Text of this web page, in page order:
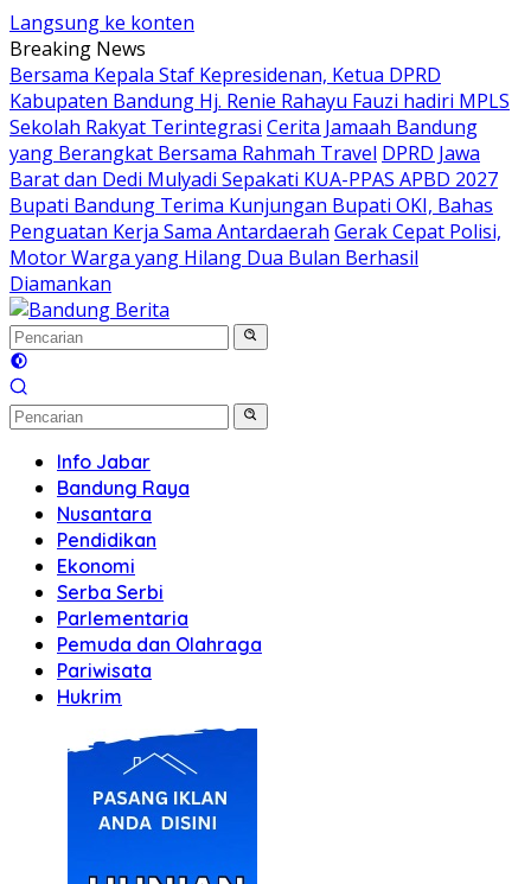
Langsung ke konten
Breaking News
Bersama Kepala Staf Kepresidenan, Ketua DPRD
Kabupaten Bandung Hj. Renie Rahayu Fauzi hadiri MPLS
Sekolah Rakyat Terintegrasi Cerita Jamaah Bandung
yang Berangkat Bersama Rahmah Travel DPRD Jawa
Barat dan Dedi Mulyadi Sepakati KUA-PPAS APBD 2027
Bupati Bandung Terima Kunjungan Bupati OKI, Bahas
Penguatan Kerja Sama Antardaerah Gerak Cepat Polisi,
Motor Warga yang Hilang Dua Bulan Berhasil
Diamankan
Info Jabar
Bandung Raya
Nusantara
Pendidikan
Ekonomi
Serba Serbi
Parlementaria
Pemuda dan Olahraga
Pariwisata
Hukrim